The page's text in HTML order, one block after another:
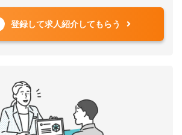
登録して求人紹介してもらう